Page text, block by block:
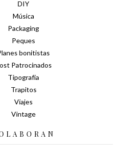
DIY
Música
Packaging
Peques
bonitistas
Patrocinados
Tipografía
Trapitos
Viajes
Vintage